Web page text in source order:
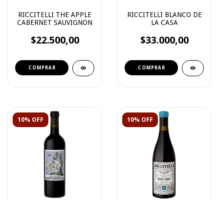
RICCITELLI THE APPLE
CABERNET SAUVIGNON
$22.500,00
RICCITELLI BLANCO DE
LA CASA
$33.000,00
10% OFF 10% OFF